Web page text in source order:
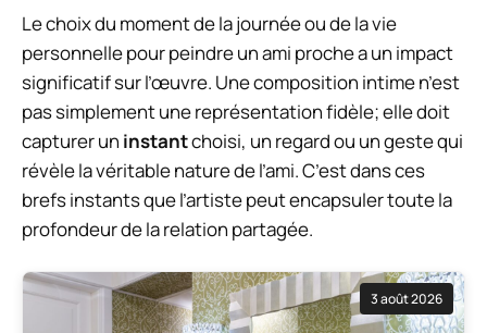
Le choix du moment de la journée ou de la vie
personnelle pour peindre un ami proche a un impact
significatif sur l’œuvre. Une composition intime n’est
pas simplement une représentation fidèle; elle doit
capturer un instantchoisi, un regard ou un geste qui
révèle la véritable nature de l’ami. C’est dans ces
brefs instants que l’artiste peut encapsuler toute la
profondeur de la relation partagée.
3 août 2026